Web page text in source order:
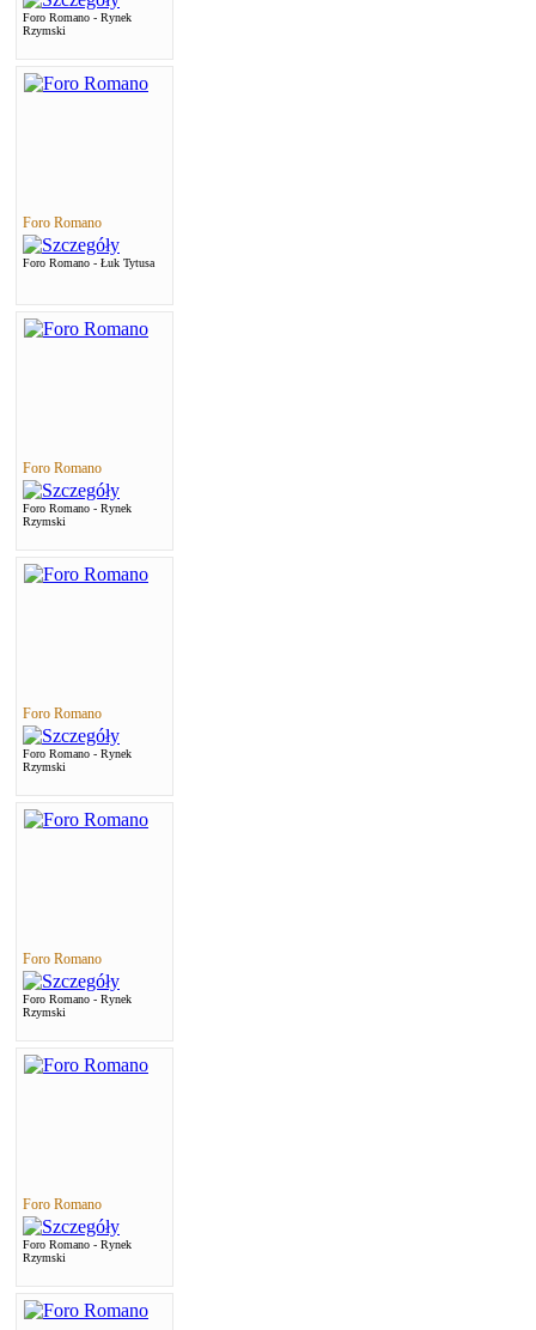
Foro Romano - Rynek
Rzymski
Foro Romano
Foro Romano - Łuk Tytusa
Foro Romano
Foro Romano - Rynek
Rzymski
Foro Romano
Foro Romano - Rynek
Rzymski
Foro Romano
Foro Romano - Rynek
Rzymski
Foro Romano
Foro Romano - Rynek
Rzymski